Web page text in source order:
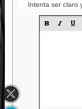
Intenta ser claro